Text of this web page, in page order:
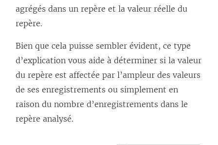
agrégés dans un repère et la valeur réelle du
repère.
Bien que cela puisse sembler évident, ce type
d’explication vous aide à déterminer si la valeur
du repère est affectée par l’ampleur des valeurs
de ses enregistrements ou simplement en
raison du nombre d’enregistrements dans le
repère analysé.